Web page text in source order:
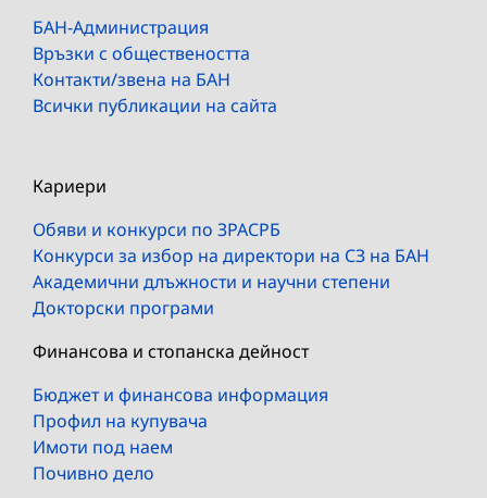
БАН-Администрация
Връзки с обществеността
Контакти/звена на БАН
Всички публикации на сайта
Кариери
Обяви и конкурси по ЗРАСРБ
Конкурси за избор на директори на СЗ на БАН
Академични длъжности и научни степени
Докторски програми
Финансова и стопанска дейност
Бюджет и финансова информация
Профил на купувача
Имоти под наем
Почивно дело